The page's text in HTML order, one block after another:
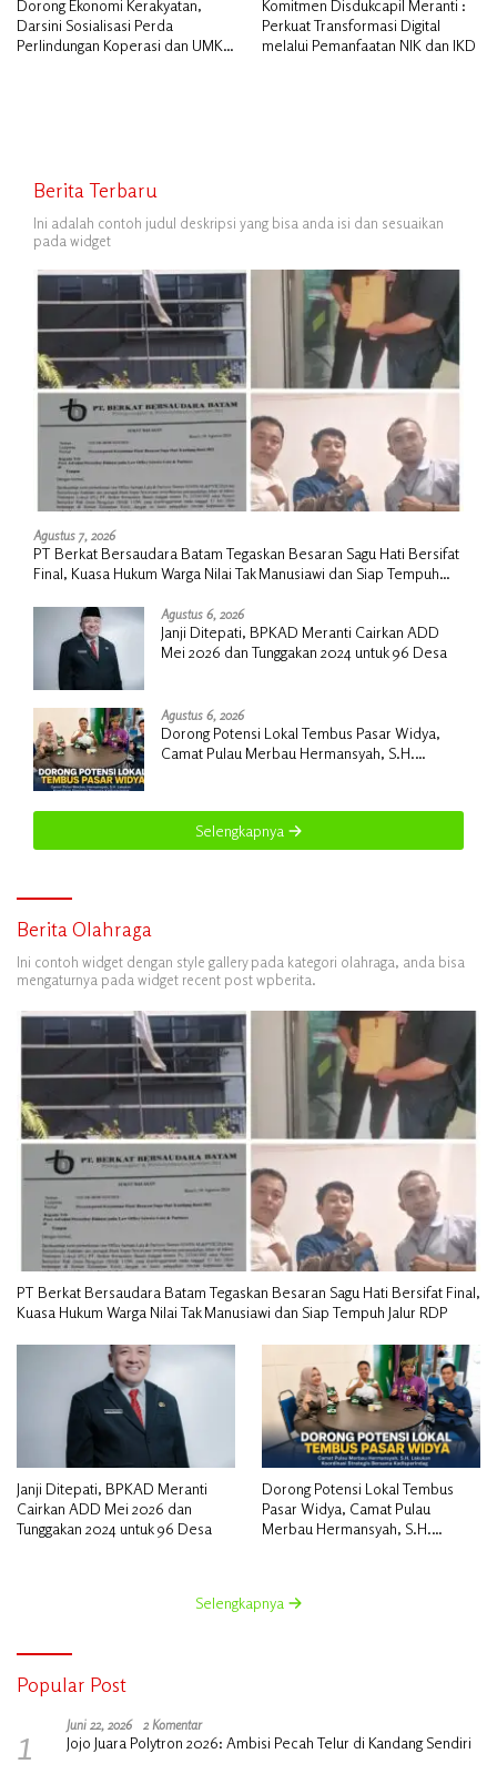
Dorong Ekonomi Kerakyatan,
Darsini Sosialisasi Perda
Perlindungan Koperasi dan UMKM
Komitmen Disdukcapil Meranti :
Perkuat Transformasi Digital
melalui Pemanfaatan NIK dan IKD
Berita Terbaru
Ini adalah contoh judul deskripsi yang bisa anda isi dan sesuaikan
pada widget
Agustus 7, 2026
PT Berkat Bersaudara Batam Tegaskan Besaran Sagu Hati Bersifat
Final, Kuasa Hukum Warga Nilai Tak Manusiawi dan Siap Tempuh
Agustus 6, 2026
Janji Ditepati, BPKAD Meranti Cairkan ADD
Mei 2026 dan Tunggakan 2024 untuk 96 Desa
Agustus 6, 2026
Dorong Potensi Lokal Tembus Pasar Widya,
Camat Pulau Merbau Hermansyah, S.H.
Selengkapnya
Berita Olahraga
Ini contoh widget dengan style gallery pada kategori olahraga, anda bisa
mengaturnya pada widget recent post wpberita.
PT Berkat Bersaudara Batam Tegaskan Besaran Sagu Hati Bersifat Final,
Kuasa Hukum Warga Nilai Tak Manusiawi dan Siap Tempuh Jalur RDP
Janji Ditepati, BPKAD Meranti
Cairkan ADD Mei 2026 dan
Tunggakan 2024 untuk 96 Desa
Dorong Potensi Lokal Tembus
Pasar Widya, Camat Pulau
Merbau Hermansyah, S.H.
Selengkapnya
Popular Post
1 Juni 22, 2026 2 Komentar
Jojo Juara Polytron 2026: Ambisi Pecah Telur di Kandang Sendiri